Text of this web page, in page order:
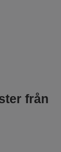
från